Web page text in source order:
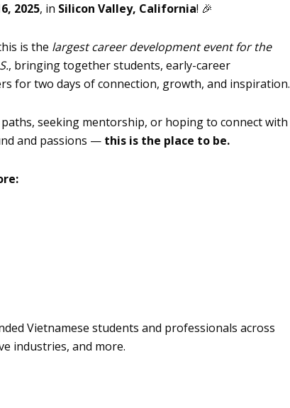
2025, in Silicon Valley, California! 🎉
is the largest career development event for the
, bringing together students, early-career
for two days of connection, growth, and inspiration.
seeking mentorship, or hoping to connect with
and passions — this is the place to be.
Vietnamese students and professionals across
industries, and more.